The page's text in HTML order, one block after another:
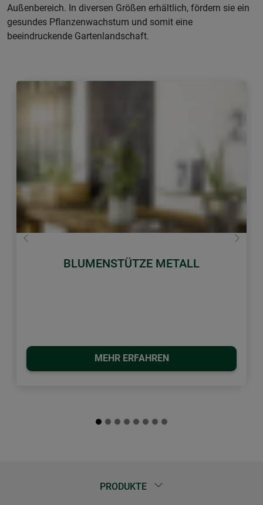
Außenbereich. In diversen Größen erhältlich, fördern sie ein
gesundes Pflanzenwachstum und somit eine
beeindruckende Gartenlandschaft.
BLUMENSTÜTZE METALL
MEHR ERFAHREN
Zurück Weiter
PRODUKTE